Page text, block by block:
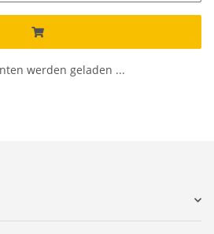
werden geladen ...